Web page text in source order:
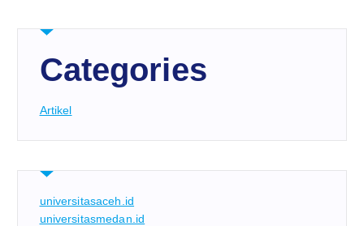
Categories
Artikel
universitasaceh.id
universitasmedan.id